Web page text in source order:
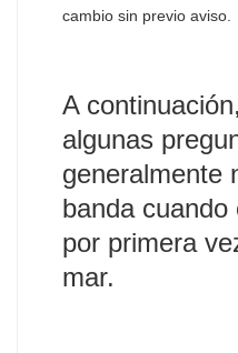
cambio sin previo aviso.
A
algunas
generalmente
banda
por primera
mar.